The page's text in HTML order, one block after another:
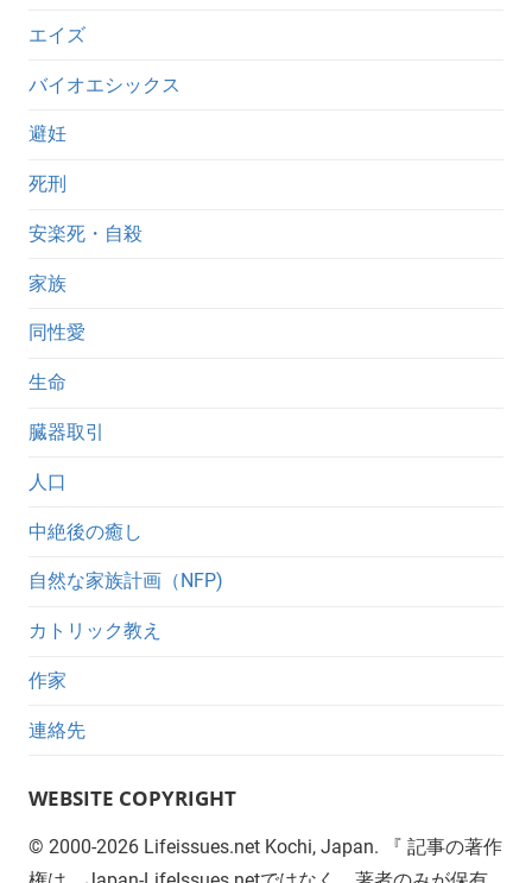
エイズ
バイオエシックス
避妊
死刑
安楽死・自殺
家族
同性愛
生命
臓器取引
人口
中絶後の癒し
自然な家族計画（NFP)
カトリック教え
作家
連絡先
WEBSITE COPYRIGHT
© 2000-2026 Lifeissues.net Kochi, Japan. 『 記事の著作